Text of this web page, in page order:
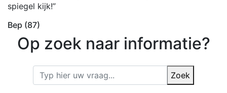
spiegel kijk!”
Bep (87)
Op zoek naar informatie?
Zoek